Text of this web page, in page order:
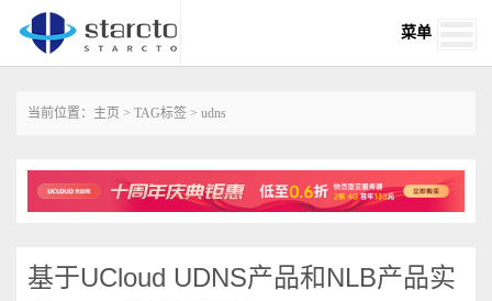
菜单
当前位置： 主页 > TAG标签 > udns
基于UCloud UDNS产品和NLB产品实